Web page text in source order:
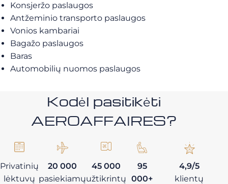
Konsjeržo paslaugos
Antžeminio transporto paslaugos
Vonios kambariai
Bagažo paslaugos
Baras
Automobilių nuomos paslaugos
Kodėl pasitikėti
AEROAFFAIRES?
Privatinių
lėktuvų
20 000
pasiekiamų
45 000
užtikrintų
95
000+
4,9/5
klientų